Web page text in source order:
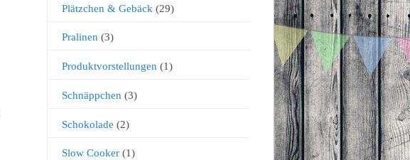
Plätzchen & Gebäck (29)
Pralinen (3)
Produktvorstellungen (1)
Schnäppchen (3)
Schokolade (2)
Slow Cooker(1)